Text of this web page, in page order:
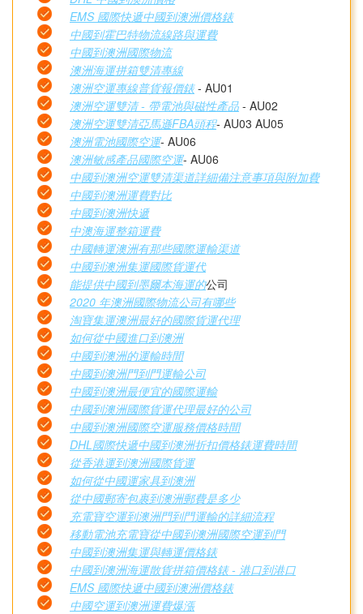
EMS 國際快遞中國到澳洲價格錶
中國到霍巴特物流線路與運費
中國到澳洲國際物流
澳洲海運拼箱雙清專線
澳洲空運專線普貨報價錶- AU01
澳洲空運雙清 - 帶電池與磁性產品 - AU02
澳洲空運雙清亞馬遜FBA頭程- AU03 AU05
澳洲電池國際空運- AU06
澳洲敏感產品國際空運- AU06
中國到澳洲空運雙清渠道詳細備注意事項與附加費
中國到澳洲運費對比
中國到澳洲快遞
中澳海運整箱運費
中國轉運澳洲有那些國際運輸渠道
中國到澳洲集運國際貨運代
能提供中國到墨爾本海運的公司
2020 年澳洲國際物流公司有哪些
淘寶集運澳洲最好的國際貨運代理
如何從中國進口到澳洲
中國到澳洲的運輸時間
中國到澳洲門到門運輸公司
中國到澳洲最便宜的國際運輸
中國到澳洲國際貨運代理最好的公司
中國到澳洲國際空運服務價格時間
DHL國際快遞中國到澳洲折扣價格錶運費時間
從香港運到澳洲國際貨運
如何從中國運家具到澳洲
從中國郵寄包裹到澳洲郵費是多少
充電寶空運到澳洲門到門運輸的詳細流程
移動電池充電寶從中國到澳洲國際空運到門
中國到澳洲集運與轉運價格錶
中國到澳洲海運散貨拼箱價格錶 - 港口到港口
EMS 國際快遞中國到澳洲價格錶
中國空運到澳洲運費爆漲